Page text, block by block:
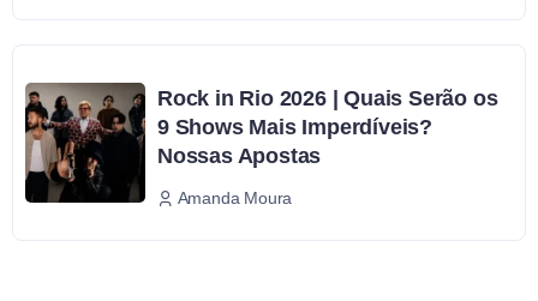
Rock in Rio 2026 | Quais Serão os
9 Shows Mais Imperdíveis?
Nossas Apostas
Amanda Moura